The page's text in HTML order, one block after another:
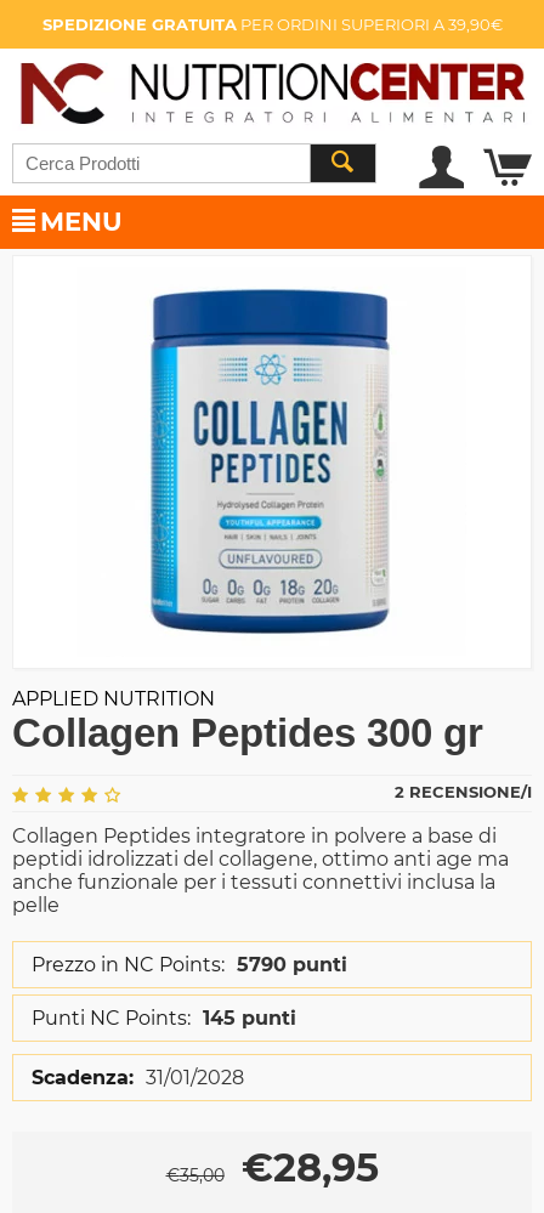
SPEDIZIONE GRATUITAPER ORDINI SUPERIORI A 39,90€
MENU
APPLIED NUTRITION
Collagen Peptides 300 gr
2 RECENSIONE/I
Collagen Peptides integratore in polvere a base di
peptidi idrolizzati del collagene, ottimo anti age ma
anche funzionale per i tessuti connettivi inclusa la
pelle
Prezzo in NC Points: 5790 punti
Punti NC Points: 145 punti
Scadenza: 31/01/2028
€35,00 €28,95